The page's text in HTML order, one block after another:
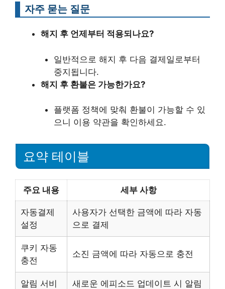
자주 묻는 질문
해지 후 언제부터 적용되나요?
일반적으로 해지 후 다음 결제일로부터
중지됩니다.
해지 후 환불은 가능한가요?
플랫폼 정책에 맞춰 환불이 가능할 수 있
으니 이용 약관을 확인하세요.
요약 테이블
주요 내용 세부 사항
자동결제
설정
사용자가 선택한 금액에 따라 자동
으로 결제
쿠키 자동
충전
소진 금액에 따라 자동으로 충전
알림 서비
새로운 에피소드 업데이트 시 알림